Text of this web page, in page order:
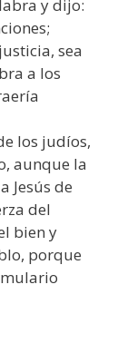
y dijo:
sea
a los
los judíos,
aunque la
Jesús de
del
bien y
porque